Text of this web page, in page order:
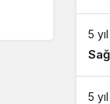
5
5